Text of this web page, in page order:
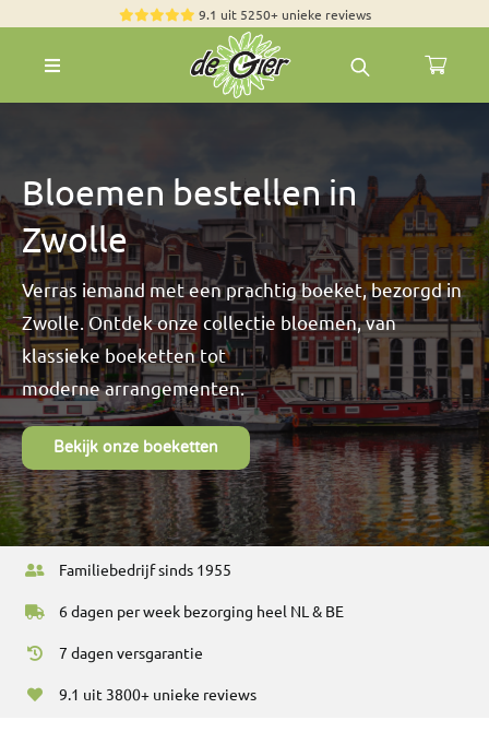
9.1 uit 5250+ unieke reviews
Toggle
Rozen
Exclusieve boeketten
Boeketten
Pioenrozen
Groen & Decoratief
Bloemen per soort
Bloemenpakketten
Olijfbomen
Bruiloft Bundels
Gelegenheden
Bloemenbon
Onze bloemenwinkel
Bloemen bestellen in
Zwolle
Verras iemand met een prachtig boeket, bezorgd in
Zwolle. Ontdek onze collectie bloemen, van
klassieke boeketten tot
moderne arrangementen.
Bekijk onze boeketten
Familiebedrijf sinds 1955
6 dagen per week bezorging heel NL & BE
7 dagen versgarantie
9.1 uit 3800+ unieke reviews